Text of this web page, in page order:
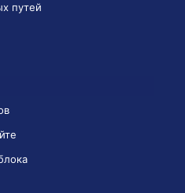
путей